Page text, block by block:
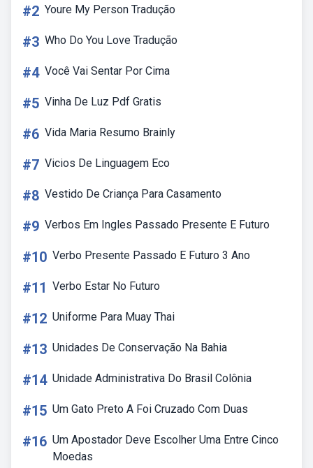
#2 Youre My Person Tradução
#3 Who Do You Love Tradução
#4 Você Vai Sentar Por Cima
#5 Vinha De Luz Pdf Gratis
#6 Vida Maria Resumo Brainly
#7 Vicios De Linguagem Eco
#8 Vestido De Criança Para Casamento
#9 Verbos Em Ingles Passado Presente E Futuro
#10 Verbo Presente Passado E Futuro 3 Ano
#11 Verbo Estar No Futuro
#12 Uniforme Para Muay Thai
#13 Unidades De Conservação Na Bahia
#14 Unidade Administrativa Do Brasil Colônia
#15 Um Gato Preto A Foi Cruzado Com Duas
#16 Um Apostador Deve Escolher Uma Entre Cinco
Moedas